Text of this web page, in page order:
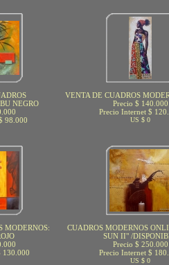
NEGRO
98.000
VENTA DE CUADROS
Precio $ 140.000
Precio Internet $
US $ 0
MODERNOS:
130.000
CUADROS MODERNOS
SUN II" /
Precio $ 250.000
Precio Internet $
US $ 0